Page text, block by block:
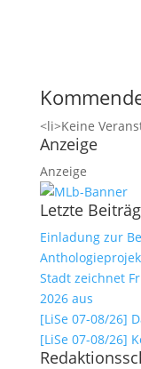
<li>Keine
Anzeige
Anzeige
Letzte
Einladung zur
Stadt zeichnet
2026 aus
[LiSe 07-08/26]
[LiSe 07-08/26]